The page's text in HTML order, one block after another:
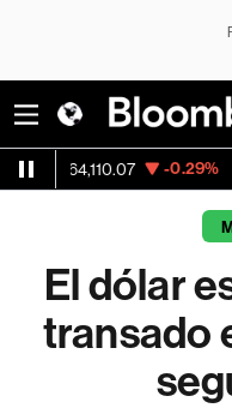
-0.29% ETH/USD
El dólar
transado